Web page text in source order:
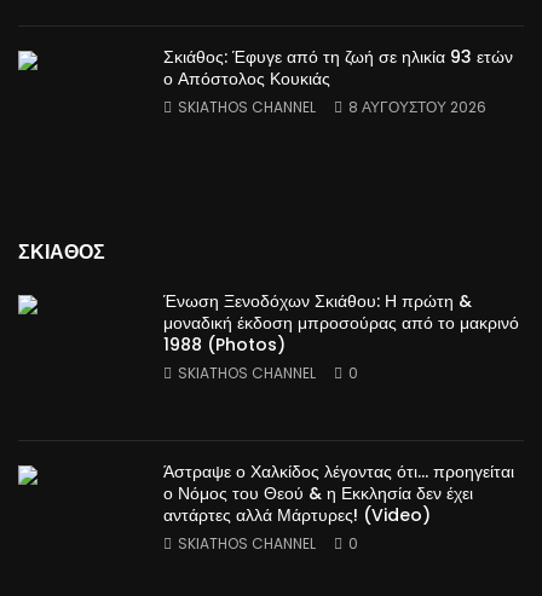
Σκιάθος: Έφυγε από τη ζωή σε ηλικία 93 ετών
ο Απόστολος Κουκιάς
SKIATHOS CHANNEL 8 ΑΥΓΟΎΣΤΟΥ 2026
ΣΚΙΑΘΟΣ
Ένωση Ξενοδόχων Σκιάθου: Η πρώτη &
μοναδική έκδοση μπροσούρας από το μακρινό
1988 (Photos)
SKIATHOS CHANNEL 0
Άστραψε ο Χαλκίδος λέγοντας ότι… προηγείται
ο Νόμος του Θεού & η Εκκλησία δεν έχει
αντάρτες αλλά Μάρτυρες! (Video)
SKIATHOS CHANNEL 0